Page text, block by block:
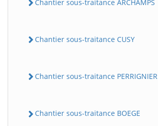
Chantier sous-traitance ARCHAMPS
Chantier sous-traitance CUSY
Chantier sous-traitance PERRIGNIER
Chantier sous-traitance BOEGE